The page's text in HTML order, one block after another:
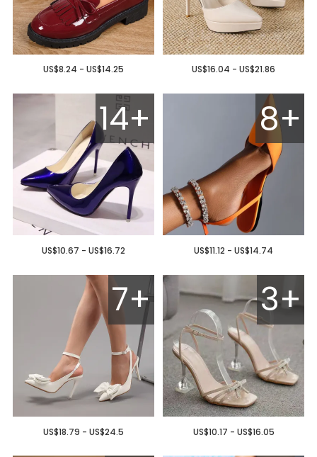
US$8.24 - US$14.25 US$16.04 - US$21.86
14+
US$10.67 - US$16.72
8+
US$11.12 - US$14.74
7+
US$18.79 - US$24.5
3+
US$10.17 - US$16.05